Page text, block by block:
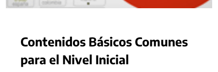
Contenidos Básicos Comunes
para el Nivel Inicial